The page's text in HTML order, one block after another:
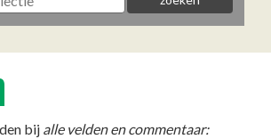
bij alle velden en commentaar: